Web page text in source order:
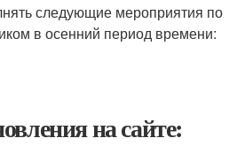
следующие мероприятия по
в осенний период времени:
на сайте: